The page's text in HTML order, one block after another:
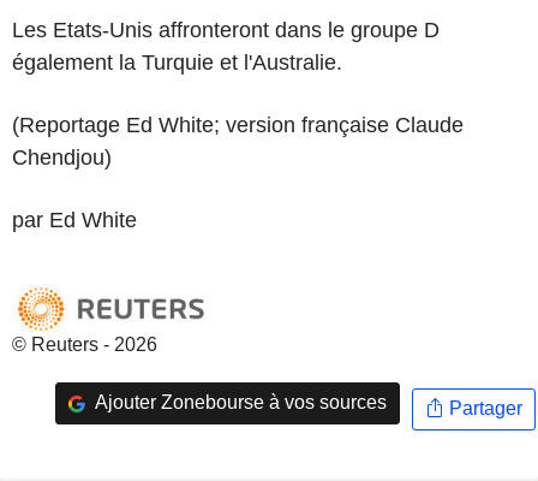
Les Etats-Unis affronteront dans le groupe D
également la Turquie et l'Australie.
(Reportage Ed White; version française Claude
Chendjou)
par Ed White
© Reuters - 2026
Ajouter Zonebourse à vos sources Partager